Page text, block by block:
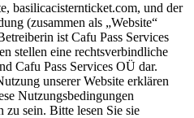
basilicacisternticket.com, und der
(zusammen als „Website“
ist Cafu Pass Services
stellen eine rechtsverbindliche
Cafu Pass Services OÜ dar.
unserer Website erklären
Nutzungsbedingungen
zu sein. Bitte lesen Sie sie